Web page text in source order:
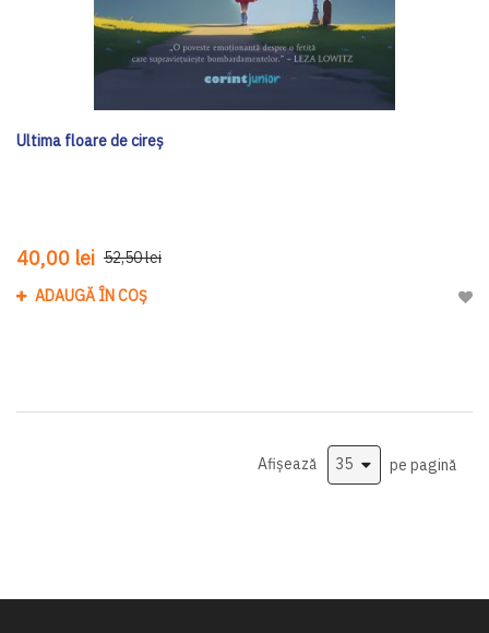
Ultima floare de cireș
40,00 lei 52,50 lei
ADAUGĂ ÎN COȘ
Afișează pe pagină